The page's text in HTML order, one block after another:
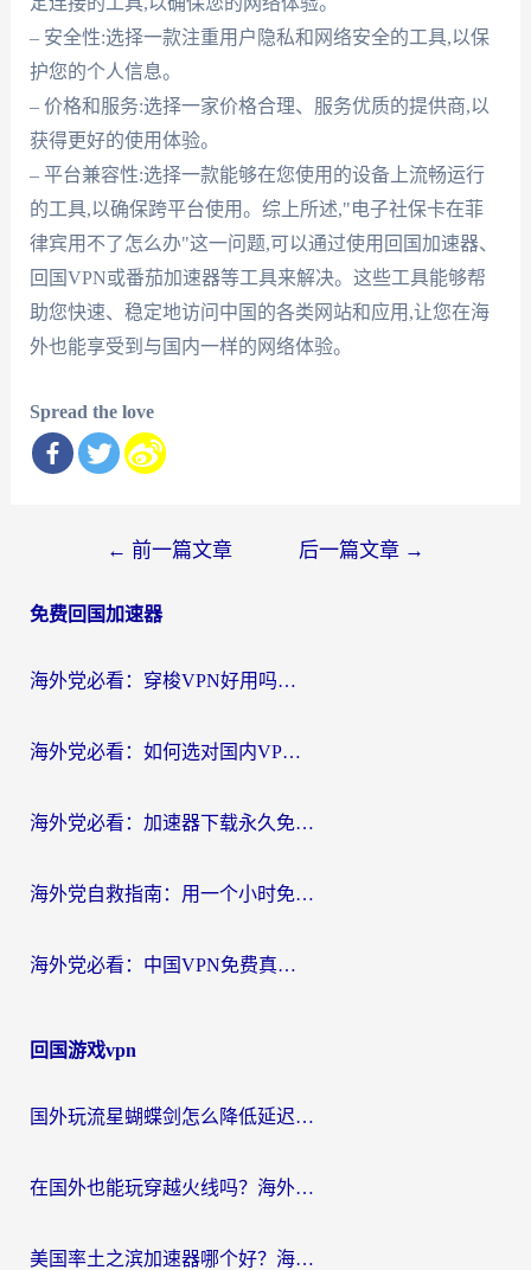
– 安全性:选择一款注重用户隐私和网络安全的工具,以保
护您的个人信息。
– 价格和服务:选择一家价格合理、服务优质的提供商,以
获得更好的使用体验。
– 平台兼容性:选择一款能够在您使用的设备上流畅运行
的工具,以确保跨平台使用。综上所述,"电子社保卡在菲
律宾用不了怎么办"这一问题,可以通过使用回国加速器、
回国VPN或番茄加速器等工具来解决。这些工具能够帮
助您快速、稳定地访问中国的各类网站和应用,让您在海
外也能享受到与国内一样的网络体验。
Spread the love
导
← 前一篇文章 后一篇文章 →
免费回国加速器
海外党必看：穿梭VPN好用吗？和云帆VPN对比哪个回国效果更好？附真实测评+避坑指南
海外党必看：如何选对国内VPN，实现无缝访问国内资源？
海外党必看：加速器下载永久免费版真的存在吗？教你无缝访问国内资源的正确姿势
海外党自救指南：用一个小时免费加速器，轻松打破国内资源访问壁垒？
海外党必看：中国VPN免费真的靠谱吗？手把手教你选对回国加速器
回国游戏vpn
国外玩流星蝴蝶剑怎么降低延迟？海外党必看的加速秘籍（含欧洲鸣潮&彩虹岛优化攻略）
在国外也能玩穿越火线吗？海外玩家国服游戏畅玩终极指南
美国率土之滨加速器哪个好？海外党国服游戏畅玩终极指南（附多游戏解决方案）